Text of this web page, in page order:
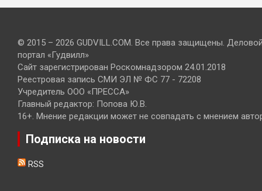
© 2015 – 2026 GUDVILL.COM. Все права защищены.
портал «Гудвилл»
Сайт зарегистрирован Роскомнадзором 24.01.2018
Реестровая запись СМИ ЭЛ № ФС 77 - 72208
Учредитель ООО «ПРЕССА»
Главный редактор: Попова Ю.В.
16+. Мнение редакции может не совпадать с мнением
Подписка на новости
RSS